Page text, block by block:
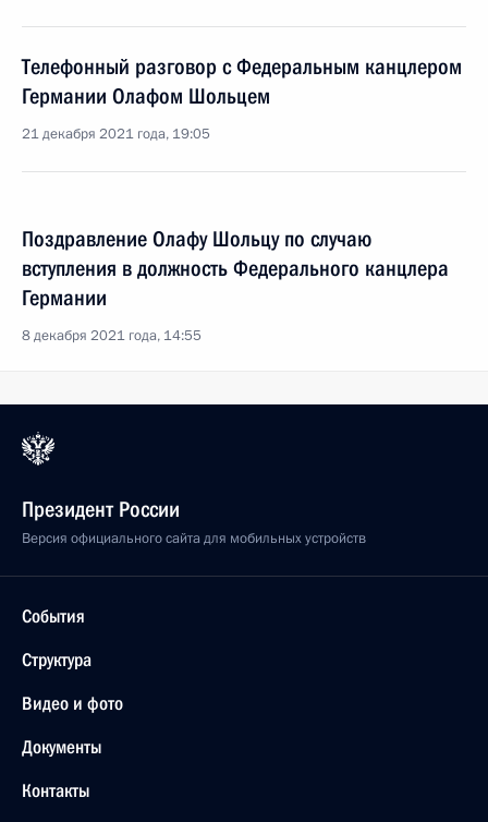
Телефонный разговор с Федеральным канцлером
Германии Олафом Шольцем
21 декабря 2021 года, 19:05
Поздравление Олафу Шольцу по случаю
вступления в должность Федерального канцлера
Германии
8 декабря 2021 года, 14:55
Президент России
Версия официального сайта для мобильных устройств
События
Структура
Видео и фото
Документы
Контакты